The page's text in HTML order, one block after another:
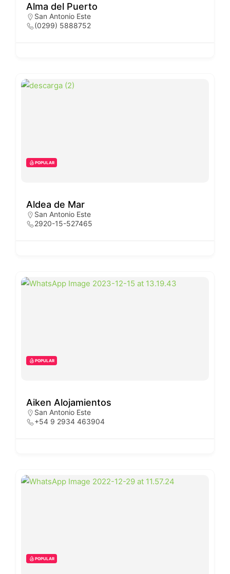
Alma del Puerto
San Antonio Este
(0299) 5888752
POPULAR
Aldea de Mar
San Antonio Este
2920-15-527465
POPULAR
Aiken Alojamientos
San Antonio Este
+54 9 2934 463904
POPULAR